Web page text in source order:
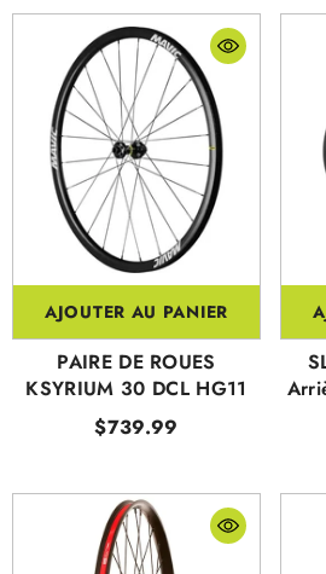
AJOUTER AU PANIER
PAIRE DE ROUES
KSYRIUM 30 DCL HG11
$739.99